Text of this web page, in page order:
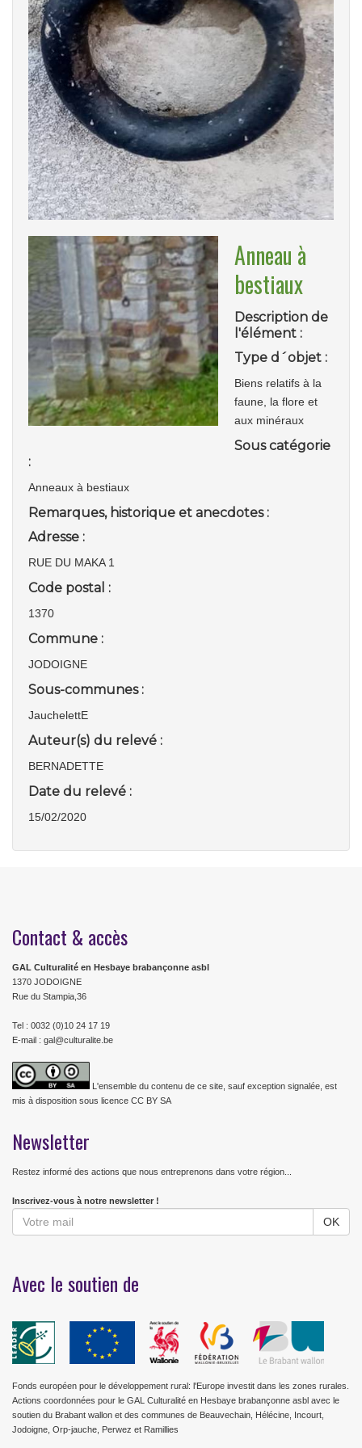
Anneau à
bestiaux
Description de
l'élément :
Type d´objet :
Biens relatifs à la
faune, la flore et
aux minéraux
Sous catégorie
:
Anneaux à bestiaux
Remarques, historique et anecdotes :
Adresse :
RUE DU MAKA 1
Code postal :
1370
Commune :
JODOIGNE
Sous-communes :
JauchelettE
Auteur(s) du relevé :
BERNADETTE
Date du relevé :
15/02/2020
Contact & accès
GAL Culturalité en Hesbaye brabançonne asbl
1370 JODOIGNE
Rue du Stampia,36
Tel : 0032 (0)10 24 17 19
E-mail : gal@culturalite.be
L'ensemble du contenu de ce site, sauf exception signalée, est
mis à disposition sous licence CC BY SA
Newsletter
Restez informé des actions que nous entreprenons dans votre région...
Inscrivez-vous à notre newsletter !
Avec le soutien de
Fonds européen pour le développement rural: l'Europe investit dans les zones rurales.
Actions coordonnées pour le GAL Culturalité en Hesbaye brabançonne asbl avec le
soutien du Brabant wallon et des communes de Beauvechain, Hélécine, Incourt,
Jodoigne, Orp-jauche, Perwez et Ramillies